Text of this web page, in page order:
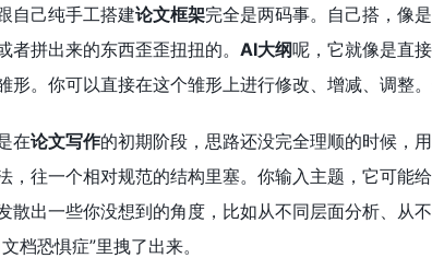
自己纯手工搭建论文框架完全是两码事。自己搭，像
者拼出来的东西歪歪扭扭的。 AI大纲呢，它就像是直
形。你可以直接在这个雏形上进行修改、增减、调整
在论文写作的初期阶段，思路还没完全理顺的时候，用
，往一个相对规范的结构里塞。你输入主题，它可
散出一些你没想到的角度，比如从不同层面分析、从
档恐惧症”里拽了出来。